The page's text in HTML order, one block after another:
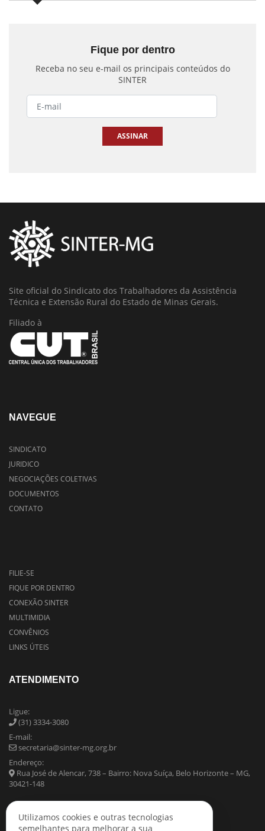
Fique por dentro
Receba no seu e-mail os principais conteúdos do
SINTER
ASSINAR
Site oficial do Sindicato dos Trabalhadores da Assistência
Técnica e Extensão Rural do Estado de Minas Gerais.
Filiado à
NAVEGUE
SINDICATO
JURIDICO
NEGOCIAÇÕES COLETIVAS
DOCUMENTOS
CONTATO
FILIE-SE
FIQUE POR DENTRO
CONEXÃO SINTER
MULTIMIDIA
CONVÊNIOS
LINKS ÚTEIS
ATENDIMENTO
Ligue:
(31) 3334-3080
E-mail:
secretaria@sinter-mg.org.br
Endereço:
Rua José de Alencar, 738 – Bairro: Nova Suíça, Belo Horizonte – MG,
30421-148
Utilizamos cookies e outras tecnologias
semelhantes para melhorar a sua